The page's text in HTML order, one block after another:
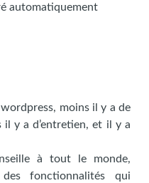
automatiquement
moins il y a de
il y a d’entretien, et il y a
à tout le monde,
fonctionnalités qui